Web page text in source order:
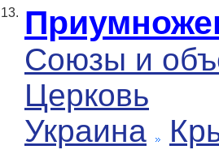
13.
Союзы и
Церковь
Украина